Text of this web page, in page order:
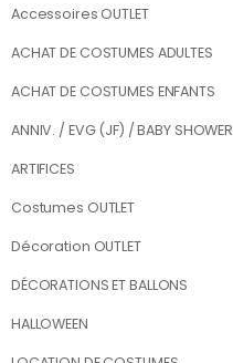
Accessoires OUTLET
ACHAT DE COSTUMES ADULTES
ACHAT DE COSTUMES ENFANTS
ANNIV. / EVG (JF) / BABY SHOWER
ARTIFICES
Costumes OUTLET
Décoration OUTLET
DÉCORATIONS ET BALLONS
HALLOWEEN